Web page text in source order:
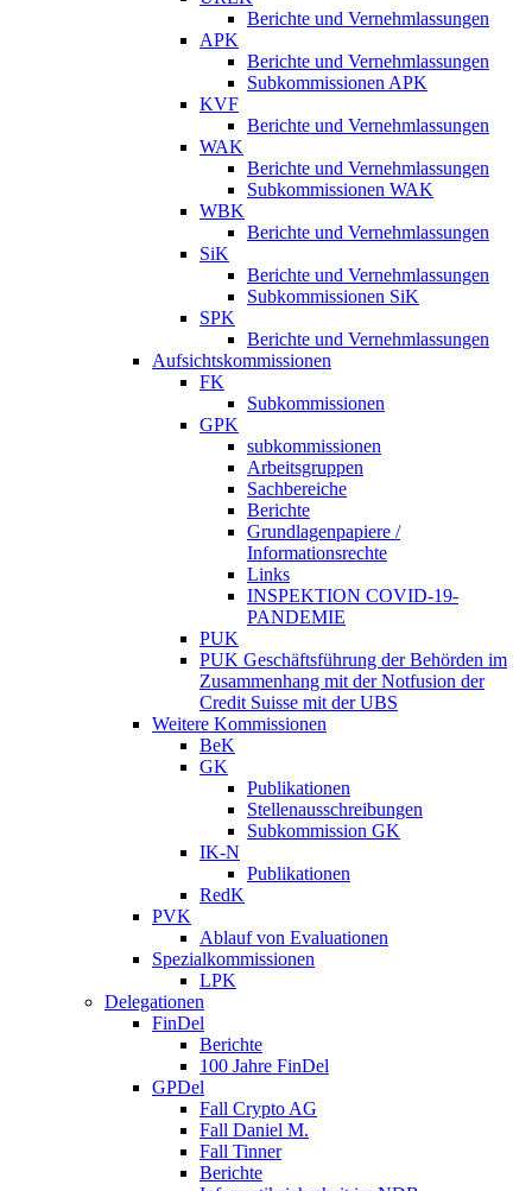
Berichte und Vernehmlassungen
APK
Berichte und Vernehmlassungen
Subkommissionen APK
KVF
Berichte und Vernehmlassungen
WAK
Berichte und Vernehmlassungen
Subkommissionen WAK
WBK
Berichte und Vernehmlassungen
SiK
Berichte und Vernehmlassungen
Subkommissionen SiK
SPK
Berichte und Vernehmlassungen
Aufsichtskommissionen
FK
Subkommissionen
GPK
subkommissionen
Arbeitsgruppen
Sachbereiche
Berichte
Grundlagenpapiere /
Informationsrechte
Links
INSPEKTION COVID-19-
PANDEMIE
PUK
PUK Geschäftsführung der Behörden im
Zusammenhang mit der Notfusion der
Credit Suisse mit der UBS
Weitere Kommissionen
BeK
GK
Publikationen
Stellenausschreibungen
Subkommission GK
IK-N
Publikationen
RedK
PVK
Ablauf von Evaluationen
Spezialkommissionen
LPK
Delegationen
FinDel
Berichte
100 Jahre FinDel
GPDel
Fall Crypto AG
Fall Daniel M.
Fall Tinner
Berichte